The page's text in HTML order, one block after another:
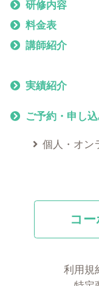
研修内容
料金表
講師紹介
実績紹介
ご予約・申し
個人・オン
コ
利用規